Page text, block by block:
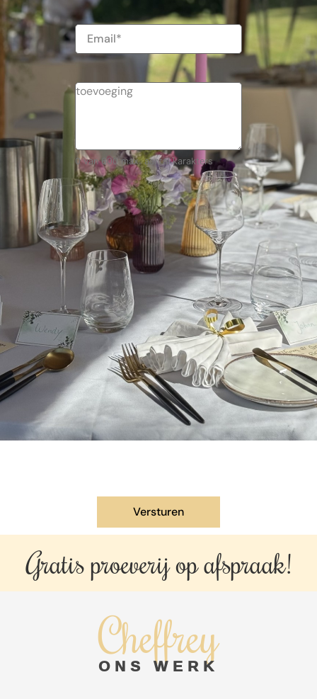
E-
mailadres
0 van 600 max. aantal karakters
Gratis proeverij opafspraak!
Cheffrey
ONS WERK